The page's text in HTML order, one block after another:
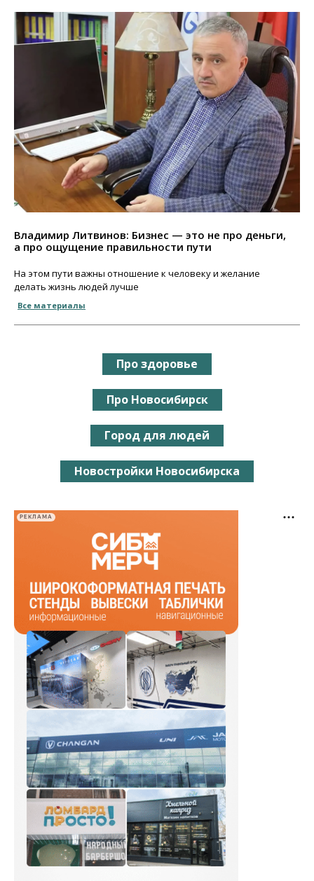
Владимир Литвинов: Бизнес — это не про деньги,
а про ощущение правильности пути
На этом пути важны отношение к человеку и желание
делать жизнь людей лучше
Все материалы
Про здоровье
Про Новосибирск
Город для людей
Новостройки Новосибирска
РЕКЛАМА